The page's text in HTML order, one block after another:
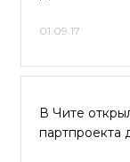
01.09.17
В Чите
партпроекта